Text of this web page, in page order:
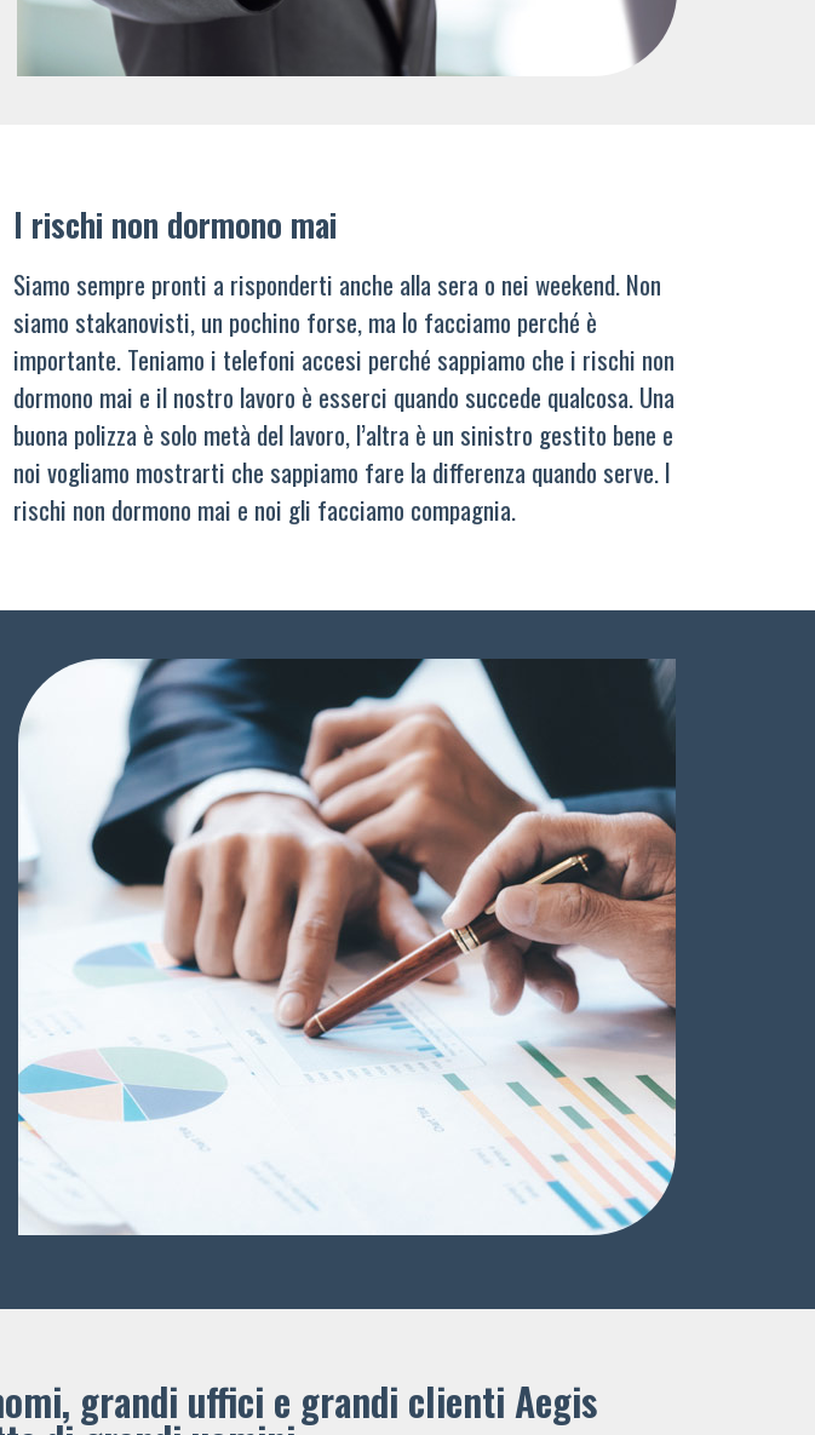
I rischi non dormono mai
Siamo sempre pronti a risponderti anche alla sera o nei weekend. Non
siamo stakanovisti, un pochino forse, ma lo facciamo perché è
importante. Teniamo i telefoni accesi perché sappiamo che i rischi non
dormono mai e il nostro lavoro è esserci quando succede qualcosa. Una
buona polizza è solo metà del lavoro, l’altra è un sinistro gestito bene e
noi vogliamo mostrarti che sappiamo fare la differenza quando serve. I
rischi non dormono mai e noi gli facciamo compagnia.
grandi uffici e grandi clienti ​Aegis